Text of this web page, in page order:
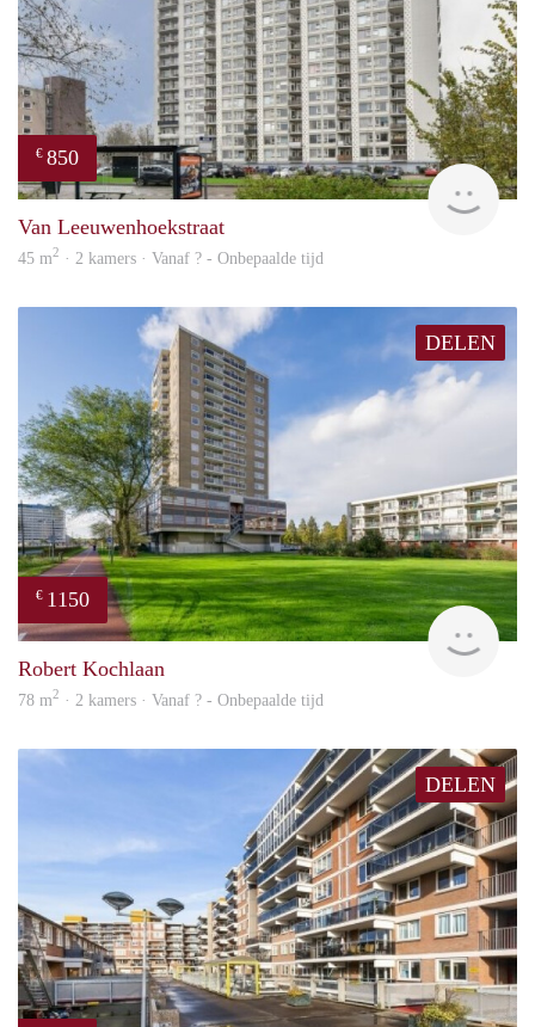
€ 850
Van Leeuwenhoekstraat
45 m2 · 2 kamers · Vanaf ? - Onbepaalde tijd
DELEN
€ 1150
Robert Kochlaan
78 m2 · 2 kamers · Vanaf ? - Onbepaalde tijd
DELEN